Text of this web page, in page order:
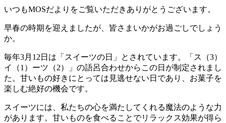
いつもMOSだよりをご覧いただきありがとうございます。
早春の時期を迎えましたが、皆さまいかがお過ごしでしょう
か。
毎年3月12日は「スイーツの日」とされています。「ス（3）
イ（1）ーツ（2）」の語呂合わせからこの日が制定されまし
た。甘いもの好きにとっては見逃せない日であり、お菓子を
楽しむ絶好の機会です。
スイーツには、私たちの心を満たしてくれる魔法のような力
があります。甘いものを食べることでリラックス効果が得ら